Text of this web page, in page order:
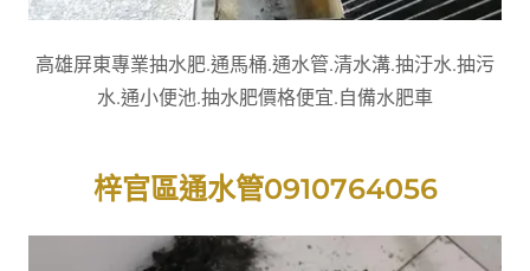
高雄屏東專業抽水肥.通馬桶.通水管.清水溝.抽汙水.抽污
水.通小便池.抽水肥價格便宜.自備水肥車
梓官區通水管0910764056